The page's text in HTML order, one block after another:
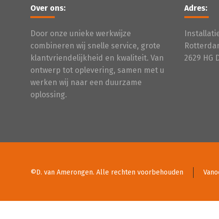
Over ons:
Door onze unieke werkwijze
combineren wij snelle service, grote
klantvriendelijkheid en kwaliteit. Van
ontwerp tot oplevering, samen met u
werken wij naar een duurzame
oplossing.
Adres:
2629 HG
©D. van Amerongen. Alle rechten voorbehouden